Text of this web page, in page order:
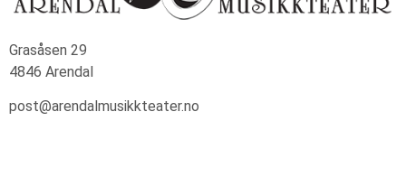
Grasåsen 29
4846 Arendal
post@arendalmusikkteater.no